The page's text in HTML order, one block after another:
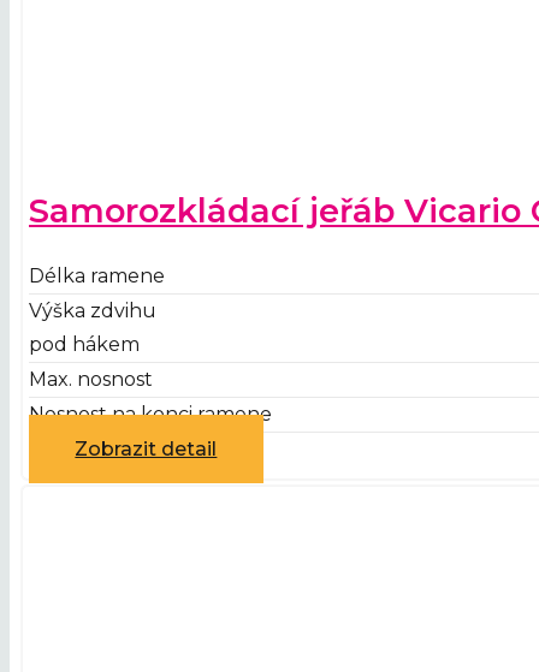
Samorozkládací jeřáb Vicario
Délka ramene
Výška zdvihu
pod hákem
Max. nosnost
Nosnost na konci ramene
Zobrazit detail